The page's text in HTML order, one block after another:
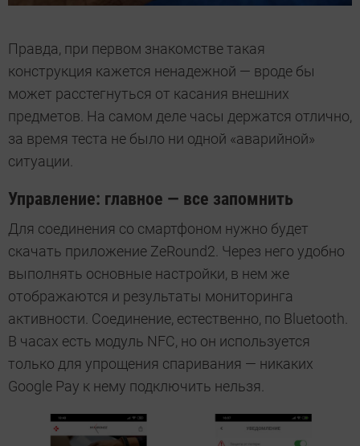
Правда, при первом знакомстве такая
конструкция кажется ненадежной — вроде бы
может расстегнуться от касания внешних
предметов. На самом деле часы держатся отлично,
за время теста не было ни одной «аварийной»
ситуации.
Управление: главное — все запомнить
Для соединения со смартфоном нужно будет
скачать приложение ZeRound2. Через него удобно
выполнять основные настройки, в нем же
отображаются и результаты мониторинга
активности. Соединение, естественно, по Bluetooth.
В часах есть модуль NFC, но он используется
только для упрощения спаривания — никаких
Google Pay к нему подключить нельзя.